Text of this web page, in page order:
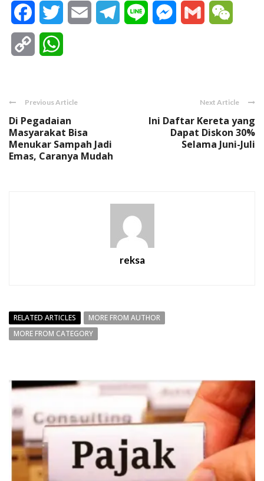
FacebookTwitter Email Telegram
Line Messenger
Gmail
Copy
Previous Article
Di Pegadaian
Masyarakat Bisa
Menukar Sampah Jadi
Emas, Caranya Mudah
Next Article
Ini Daftar Kereta yang
Dapat Diskon 30%
Selama Juni-Juli
reksa
RELATED ARTICLES
MORE FROM AUTHOR
MORE FROM CATEGORY